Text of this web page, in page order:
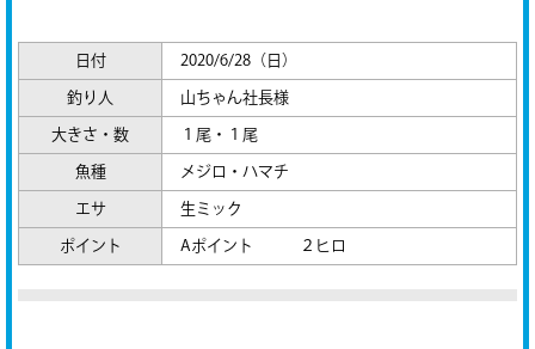
日付 2020/6/28（日）
釣り人 山ちゃん社長様
大きさ・数 １尾・１尾
魚種 メジロ・ハマチ
エサ 生ミック
ポイント Aポイント ２ヒロ